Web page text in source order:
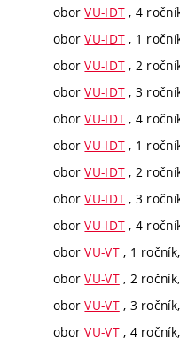
oborVU-IDT , 4
oborVU-IDT , 1
oborVU-IDT , 2
oborVU-IDT , 3
oborVU-IDT , 4
oborVU-IDT , 1
oborVU-IDT , 2
oborVU-IDT , 3
oborVU-IDT , 4
oborVU-VT, 1
oborVU-VT, 2
oborVU-VT, 3
oborVU-VT, 4